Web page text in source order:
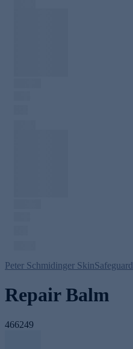
Peter Schmidinger SkinSafeguard
Repair Balm
466249